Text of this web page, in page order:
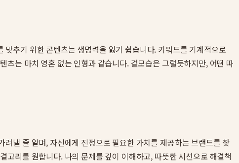
추기 위한 콘텐츠는 생명력을 잃기 쉽습니다. 키워드를 기계적으로
는 마치 영혼 없는 인형과 같습니다. 겉모습은 그럴듯하지만, 어떤 따
낼 줄 알며, 자신에게 진정으로 필요한 가치를 제공하는 브랜드를 찾
리를 원합니다. 나의 문제를 깊이 이해하고, 따뜻한 시선으로 해결책